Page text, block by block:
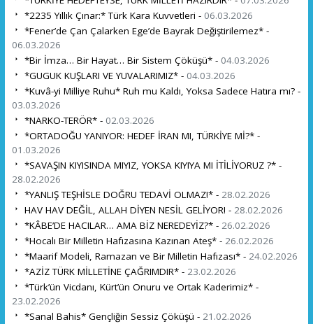
*2235 Yıllık Çınar:* Türk Kara Kuvvetleri - 06.03.2026
*Fener’de Çan Çalarken Ege’de Bayrak Değiştirilemez* -
06.03.2026
*Bir İmza… Bir Hayat… Bir Sistem Çöküşü* - 04.03.2026
*GUGUK KUŞLARI VE YUVALARIMIZ* - 04.03.2026
*Kuvâ-yi Milliye Ruhu* Ruh mu Kaldı, Yoksa Sadece Hatıra mı? -
03.03.2026
*NARKO-TERÖR* - 02.03.2026
*ORTADOĞU YANIYOR: HEDEF İRAN MI, TÜRKİYE Mİ?* -
01.03.2026
*SAVAŞIN KIYISINDA MIYIZ, YOKSA KIYIYA MI İTİLİYORUZ ?* -
28.02.2026
*YANLIŞ TEŞHİSLE DOĞRU TEDAVİ OLMAZ!* - 28.02.2026
HAV HAV DEĞİL, ALLAH DİYEN NESİL GELİYOR! - 28.02.2026
*KÂBE’DE HACILAR… AMA BİZ NEREDEYİZ?* - 26.02.2026
*Hocalı Bir Milletin Hafızasına Kazınan Ateş* - 26.02.2026
*Maarif Modeli, Ramazan ve Bir Milletin Hafızası* - 24.02.2026
*AZİZ TÜRK MİLLETİNE ÇAĞRIMDIR* - 23.02.2026
*Türk’ün Vicdanı, Kürt’ün Onuru ve Ortak Kaderimiz* -
23.02.2026
*Sanal Bahis* Gençliğin Sessiz Çöküşü - 21.02.2026